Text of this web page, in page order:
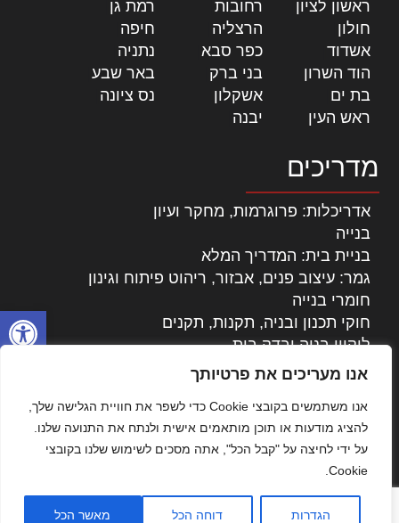
פתח
אנו מעריכים את פרטיותך
אנו משתמשים בקובצי Cookie כדי לשפר את חוויית הגלישה שלך,
להציג מודעות או תוכן מותאמים אישית ולנתח את התנועה שלנו.
על ידי לחיצה על "קבל הכל", אתה מסכים לשימוש שלנו בקובצי
Cookie.
הגדרות דוחה הכל מאשר הכל
ראשון לציון
רחובות רמת גן
חולון
הרצליה חיפה
אשדוד
כפר סבא נתניה
הוד השרון
בני ברק באר שבע
בת ים
אשקלון נס ציונה
ראש העין
יבנה
מדריכים
אדריכלות: פרוגרמות, מחקר ועיון
בנייה
בניית בית: המדריך המלא
גמר: עיצוב פנים, אבזור, ריהוט פיתוח וגינון
חומרי בנייה
חוקי תכנון ובניה, תקנות, תקנים
ליקויי בניה ובדק בית
נדל"ן: זכויות, אגרות ועסקאות
עקרונות ניהול אחזקה מתקדמות
צילום אדריכלי
שיווק נדלן
שיטות בניה: מפרטים והמלצות
תוכן שיווקי